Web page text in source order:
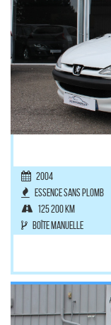
2004
Essence sans plomb
125 200 km
Boîte manuelle